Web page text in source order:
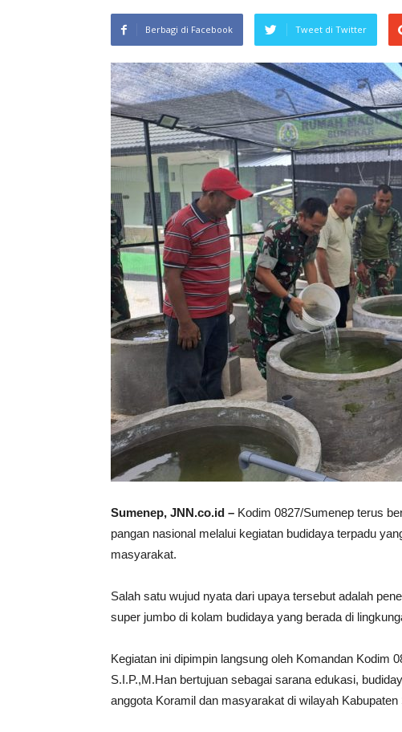
Berbagi di Facebook Tweet di Twitter
Sumenep, JNN.co.id – Kodim 0827/Sumenep terus
pangan nasional melalui kegiatan budidaya terpadu
masyarakat.
Salah satu wujud nyata dari upaya tersebut adalah
super jumbo di kolam budidaya yang berada di
Kegiatan ini dipimpin langsung oleh Komandan Kodim
S.I.P.,M.Han bertujuan sebagai sarana edukasi,
anggota Koramil dan masyarakat di wilayah